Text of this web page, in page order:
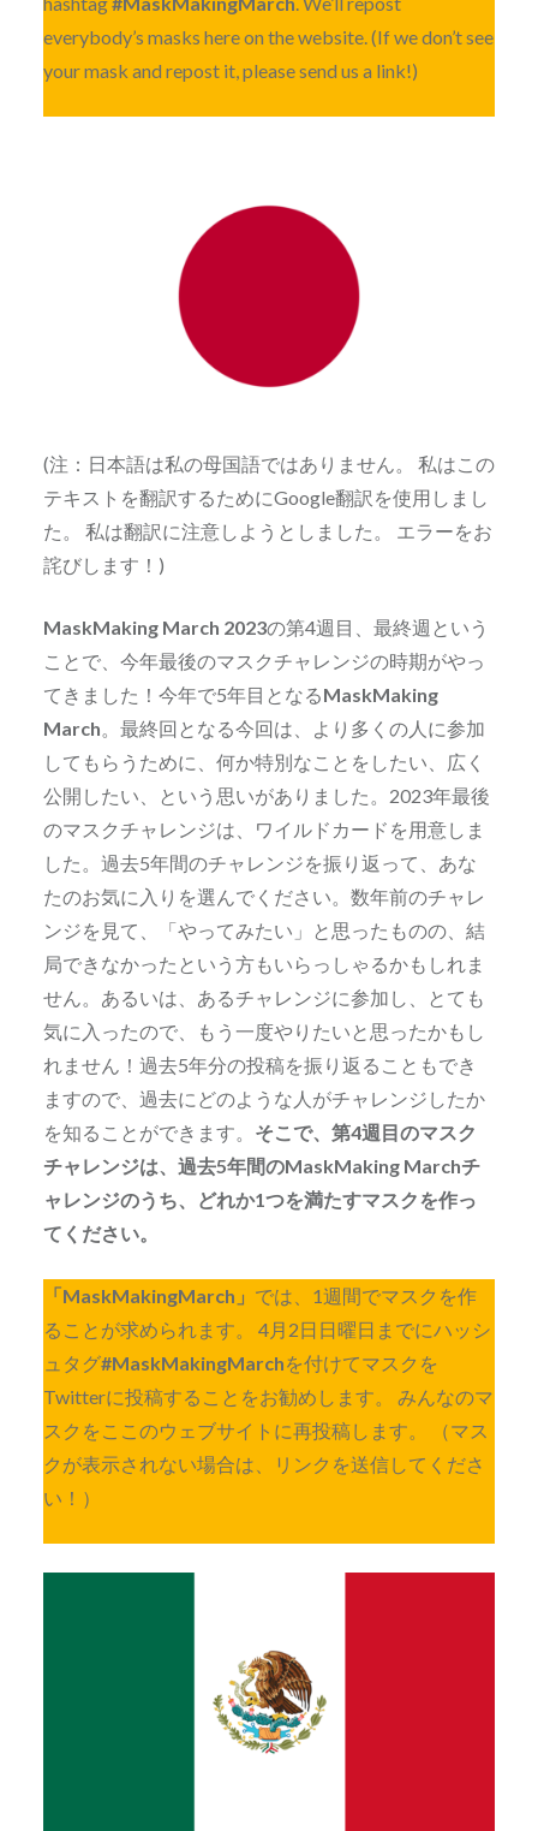
everybody’s masks here on the website. (If we don’t see
your mask and repost it, please send us a link!)
(注：日本語は私の母国語ではありません。 私はこの
テキストを翻訳するためにGoogle翻訳を使用しまし
た。 私は翻訳に注意しようとしました。 エラーをお
詫びします！)
MaskMaking March 2023の第4週目、最終週という
ことで、今年最後のマスクチャレンジの時期がやっ
てきました！今年で5年目となるMaskMaking
March。最終回となる今回は、より多くの人に参加
してもらうために、何か特別なことをしたい、広く
公開したい、という思いがありました。2023年最後
のマスクチャレンジは、ワイルドカードを用意しま
した。過去5年間のチャレンジを振り返って、あな
たのお気に入りを選んでください。数年前のチャレ
ンジを見て、「やってみたい」と思ったものの、結
局できなかったという方もいらっしゃるかもしれま
せん。あるいは、あるチャレンジに参加し、とても
気に入ったので、もう一度やりたいと思ったかもし
れません！過去5年分の投稿を振り返ることもでき
ますので、過去にどのような人がチャレンジしたか
を知ることができます。 そこで、第4週目のマスク
チャレンジは、過去5年間のMaskMaking Marchチ
ャレンジのうち、どれか1つを満たすマスクを作っ
てください。
「MaskMakingMarch」 では、1週間でマスクを作
ることが求められます。 4月2日日曜日までにハッシ
ュタグ#MaskMakingMarchを付けてマスクを
Twitterに投稿することをお勧めします。 みんなのマ
スクをここのウェブサイトに再投稿します。 （マス
クが表示されない場合は、リンクを送信してくださ
い！）